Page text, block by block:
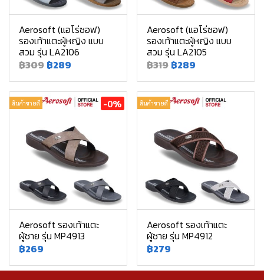
Aerosoft (แอโร่ซอฟ)
รองเท้าแตะผู้หญิง แบบ
สวม รุ่น LA2106
฿309 ฿289
Aerosoft (แอโร่ซอฟ)
รองเท้าแตะผู้หญิง แบบ
สวม รุ่น LA2105
฿319 ฿289
สินค้าขายดี -0%
Aerosoft รองเท้าแตะ
ผู้ชาย รุ่น MP4913
฿269
สินค้าขายดี
Aerosoft รองเท้าแตะ
ผู้ชาย รุ่น MP4912
฿279